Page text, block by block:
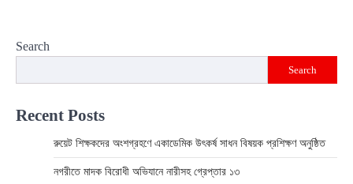
Search
Search
Recent Posts
রুয়েট শিক্ষকদের অংশগ্রহণে একাডেমিক উৎকর্ষ সাধন বিষয়ক প্রশিক্ষণ অনুষ্ঠিত
নগরীতে মাদক বিরোধী অভিযানে নারীসহ গ্রেপ্তার ১৩